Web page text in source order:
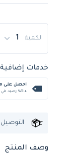
الكمية
خدمات إضافية
احصل على
+ %5 رصيد في المتجر
التوصيل
وصف المنتج